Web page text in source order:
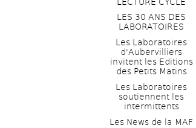
LES 30 ANS DES
LABORATOIRES
Les Laboratoires
d'Aubervilliers
invitent les Editions
des Petits Matins
Les Laboratoires
soutiennent les
intermittents
Les News de la MAF